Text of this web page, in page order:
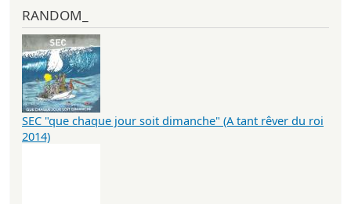
RANDOM_
SEC "que chaque jour soit dimanche" (A tant rêver du roi
2014)